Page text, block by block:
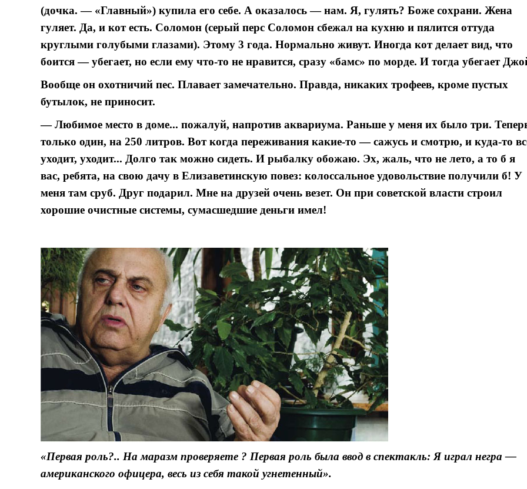
(дочка. — «Главный») купила его себе. А оказалось — нам. Я, гулять? Боже сохрани. Жена
гуляет. Да, и кот есть. Соломон (серый перс Соломон сбежал на кухню и пялится оттуда
круглыми голубыми глазами). Этому 3 года. Нормально живут. Иногда кот делает вид, что
боится — убегает, но если ему что-то не нравится, сразу «бамс» по морде. И тогда убегает
Вообще он охотничий пес. Плавает замечательно. Правда, никаких трофеев, кроме пустых
бутылок, не приносит.
— Любимое место в доме... пожалуй, напротив аквариума. Раньше у меня их было три.
только один, на 250 литров. Вот когда переживания какие-то — сажусь и смотрю, и куда-то
уходит, уходит... Долго так можно сидеть. И рыбалку обожаю. Эх, жаль, что не лето, а то б я
вас, ребята, на свою дачу в Елизаветинскую повез: колоссальное удовольствие получили б! У
меня там сруб. Друг подарил. Мне на друзей очень везет. Он при советской власти строил
хорошие очистные системы, сумасшедшие деньги имел!
«Первая роль?.. На маразм проверяете ? Первая роль была ввод в спектакль: Я играл негра —
американского офицера, весь из себя такой угнетенный».